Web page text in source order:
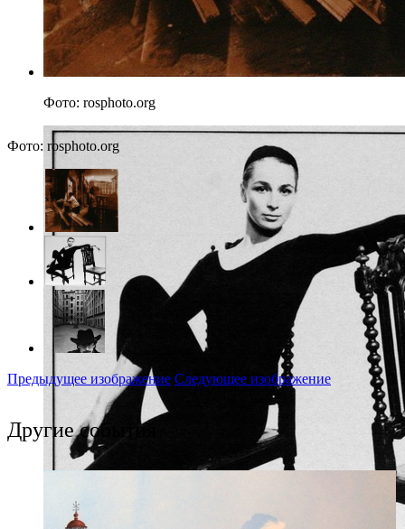
Фото: rosphoto.org
Фото: rosphoto.org
Предыдущее изображение Следующее изображение
Другие события